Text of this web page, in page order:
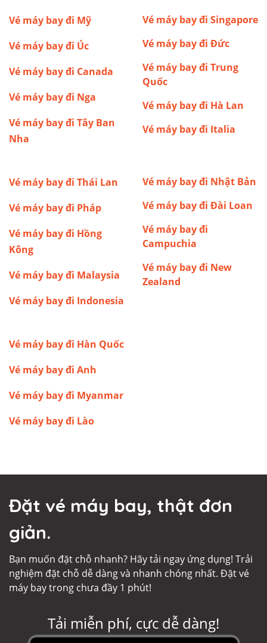
Vé máy bay đi Mỹ
Vé máy bay đi Úc
Vé máy bay đi Canada
Vé máy bay đi Nga
Vé máy bay đi Tây Ban
Nha
Vé máy bay đi Singapore
Vé máy bay đi Đức
Vé máy bay đi Trung
Quốc
Vé máy bay đi Hà Lan
Vé máy bay đi Italia
Vé máy bay đi Thái Lan
Vé máy bay đi Pháp
Vé máy bay đi Hồng
Kông
Vé máy bay đi Malaysia
Vé máy bay đi Indonesia
Vé máy bay đi Nhật Bản
Vé máy bay đi Đài Loan
Vé máy bay đi
Campuchia
Vé máy bay đi New
Zealand
Vé máy bay đi Hàn Quốc
Vé máy bay đi Anh
Vé máy bay đi Myanmar
Vé máy bay đi Lào
Đặt vé máy bay, thật đơn
giản.
Bạn muốn đặt chỗ nhanh? Hãy tải ngay ứng dụng! Trải
nghiệm đặt chỗ dễ dàng và nhanh chóng nhất. Đặt vé
máy bay trong chưa đầy 1 phút!
Tải miễn phí, cực dễ dàng!